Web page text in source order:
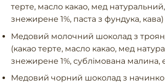
терте, масло какао, мед
знежирене 1%, паста з фундука, кава)
Медовий молочний шоколад з
(какао терте, масло какао, мед
знежирене 1%, сублімована малина,
Медовий чорний шоколад з